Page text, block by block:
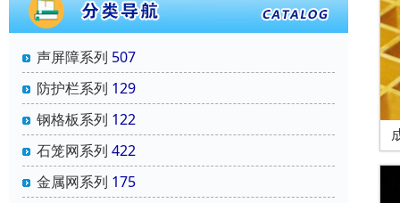
声屏障系列 507
防护栏系列 129
钢格板系列 122
石笼网系列 422
金属网系列 175